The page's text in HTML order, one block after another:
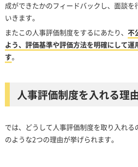
成ができたかのフィードバックし、面談を
いきます。
またこの人事評価制度をするにあたり、 不
よう、評価基準や評価方法を明確にして運
す。
人事評価制度を入れる理
では、どうして人事評価制度を取り入れ
のような2つの理由が挙げられます。